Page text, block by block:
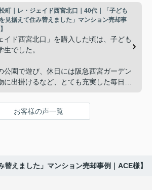
ティエステートさんへ相談すると、「パ
西宮北口」の査定だけでなく、住み替え
ジュールや資金計画まで丁寧にサポート
いました。
は、西宮北口駅へのアクセス、阪急西宮
、医療機関や買い物施設など、将来も安
はそれぞれ別の仕事に就いており、
のビルの管理を任せるのは難しいかもし
し合うようになりました。
ティエステートさんへ相談すると、収益
の販売方法をご提案いただきました。
松町｜レ・ジェイド西宮北口｜40代｜「子ども
見据えて住み替えました」マンション売却事
イド西宮北口」を購入した頃は、子ども
生でした。
公園で遊び、休日には阪急西宮ガーデン
に出掛けるなど、とても充実した毎日を
、子どもが高校進学を意識する年齢にな
お客様の声一覧
えました」マンション売却事例｜ACE様】